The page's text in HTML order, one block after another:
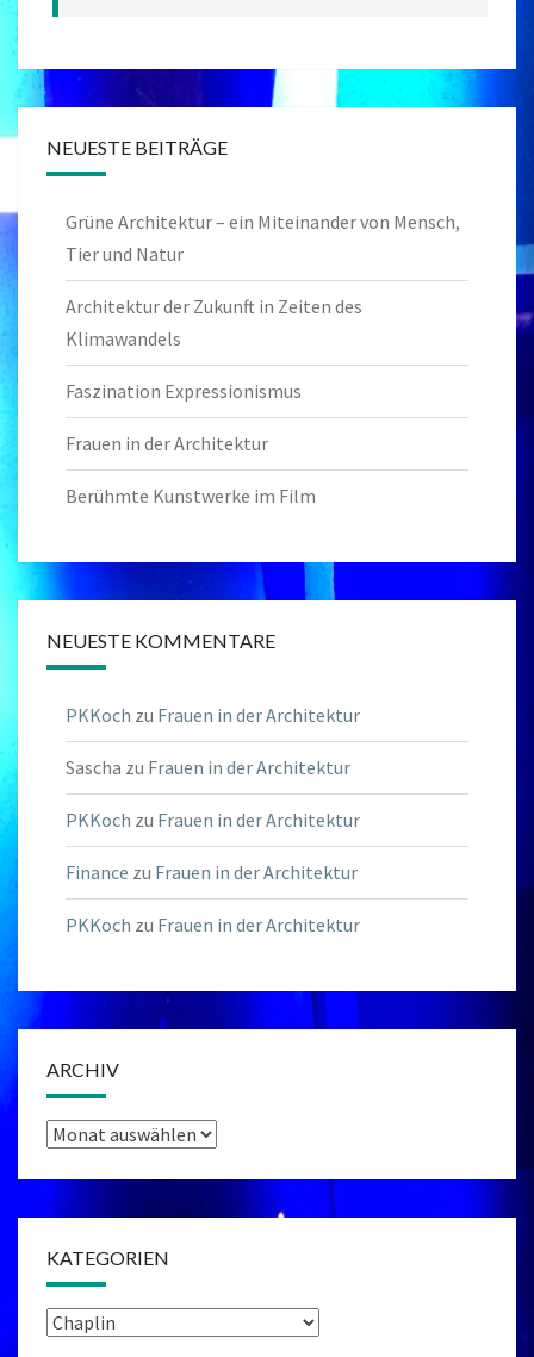
NEUESTE BEITRÄGE
Grüne Architektur – ein Miteinander von Mensch,
Tier und Natur
Architektur der Zukunft in Zeiten des
Klimawandels
Faszination Expressionismus
Frauen in der Architektur
Berühmte Kunstwerke im Film
NEUESTE KOMMENTARE
PKKoch zu Frauen in der Architektur
Sascha zu Frauen in der Architektur
PKKoch zu Frauen in der Architektur
Finance zu Frauen in der Architektur
PKKoch zu Frauen in der Architektur
ARCHIV
Archiv
KATEGORIEN
Kategorien